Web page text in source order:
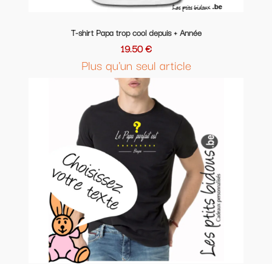
T-shirt Papa trop cool depuis + Année
19.50 €
Plus qu'un seul article